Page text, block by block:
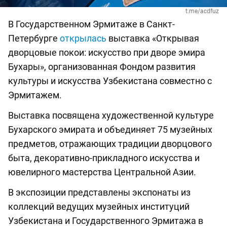
t.me/acdfuz
В Государственном Эрмитаже в Санкт-
Петербурге открылась выставка «Открывая
дворцовые покои: искусство при дворе эмира
Бухары», организованная Фондом развития
культуры и искусства Узбекистана совместно с
Эрмитажем.
Выставка посвящена художественной культуре
Бухарского эмирата и объединяет 75 музейных
предметов, отражающих традиции дворцового
быта, декоративно-прикладного искусства и
ювелирного мастерства Центральной Азии.
В экспозиции представлены экспонаты из
коллекций ведущих музейных институций
Узбекистана и Государственного Эрмитажа в